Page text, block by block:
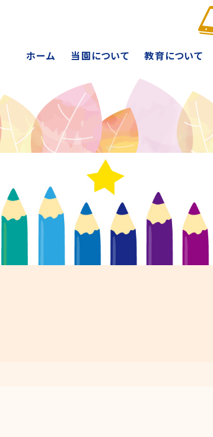
ホーム 当園について 教育について